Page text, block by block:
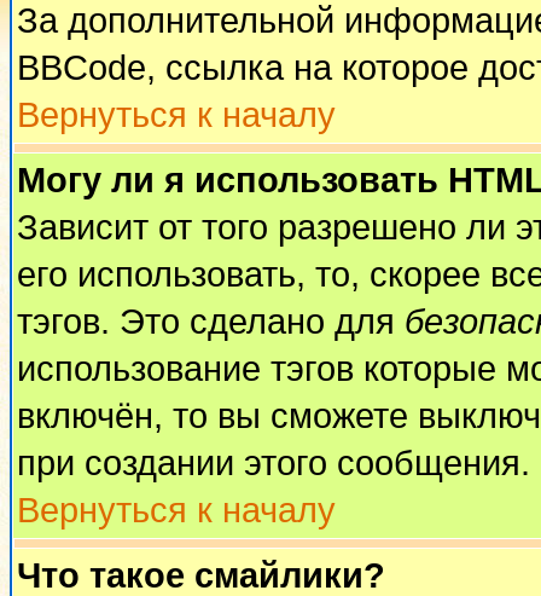
За дополнительной
BBCode, ссылка на которое
Вернуться к началу
Могу ли я использовать
Зависит от того разрешено ли
его использовать, то, скорее
тэгов. Это сделано для
использование тэгов которые
включён, то вы сможете
при создании этого сообщения.
Вернуться к началу
Что такое смайлики?